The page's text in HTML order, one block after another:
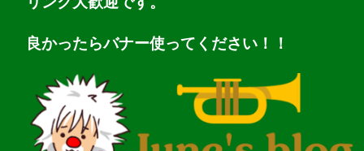
良かったらバナー使ってください！！